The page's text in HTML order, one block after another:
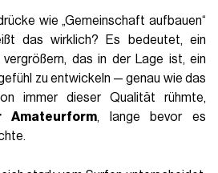
wie „Gemeinschaft aufbauen“
das wirklich? Es bedeutet, ein
vergrößern, das in der Lage ist, ein
zu entwickeln — genau wie das
immer dieser Qualität rühmte,
Amateurform, lange bevor es